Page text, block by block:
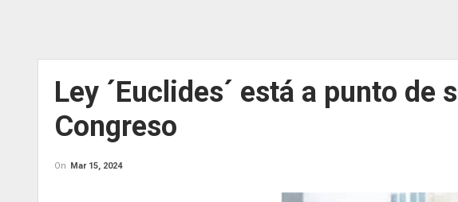
Ley ´Euclides´ está a punto de
Congreso
On Mar 15, 2024